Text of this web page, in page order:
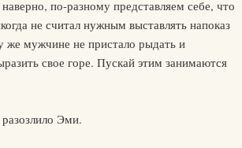
по-разному представляем себе, что
не считал нужным выставлять напоказ
же мужчине не пристало рыдать и
свое горе. Пускай этим занимаются
Эми.